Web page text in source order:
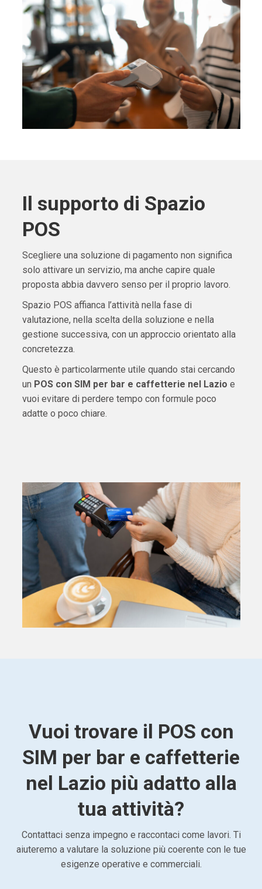
Il supporto di Spazio
POS
Scegliere una soluzione di pagamento non significa
solo attivare un servizio, ma anche capire quale
proposta abbia davvero senso per il proprio lavoro.
Spazio POS affianca l’attività nella fase di
valutazione, nella scelta della soluzione e nella
gestione successiva, con un approccio orientato alla
concretezza.
Questo è particolarmente utile quando stai cercando
un POS con SIM per bar e caffetterie nel Lazio e
vuoi evitare di perdere tempo con formule poco
adatte o poco chiare.
Vuoi trovare il POS con
SIM per bar e caffetterie
nel Lazio più adatto alla
tua attività?
Contattaci senza impegno e raccontaci come lavori. Ti
aiuteremo a valutare la soluzione più coerente con le tue
esigenze operative e commerciali.